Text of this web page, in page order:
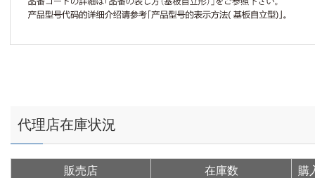
代理店在庫状況
販売店 在庫数
購